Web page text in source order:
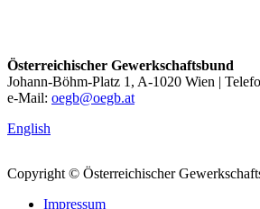
Österreichischer Gewerkschaftsbund
Johann-Böhm-Platz 1, A-1020 Wien |
e-Mail: oegb@oegb.at
English
Copyright © Österreichischer
Impressum